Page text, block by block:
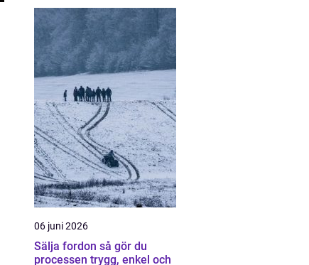
06 juni 2026
Sälja fordon så gör du
processen trygg, enkel och